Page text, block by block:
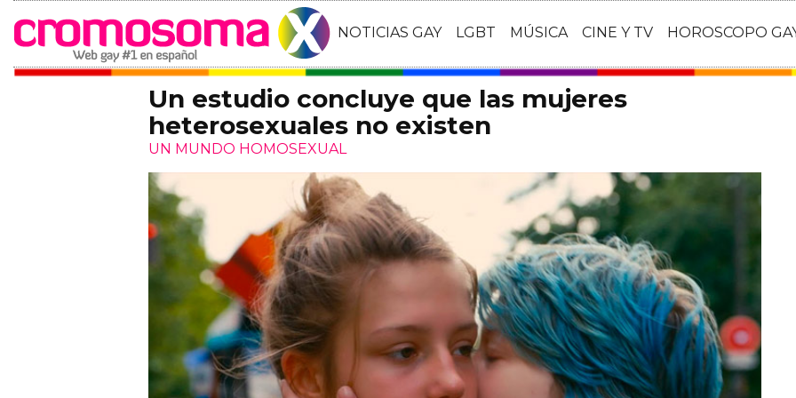
NOTICIAS GAY LGBT MÚSICA CINE Y TV HOROSCOPO
Un estudio concluye que las mujeres
heterosexuales no existen
UN MUNDO HOMOSEXUAL